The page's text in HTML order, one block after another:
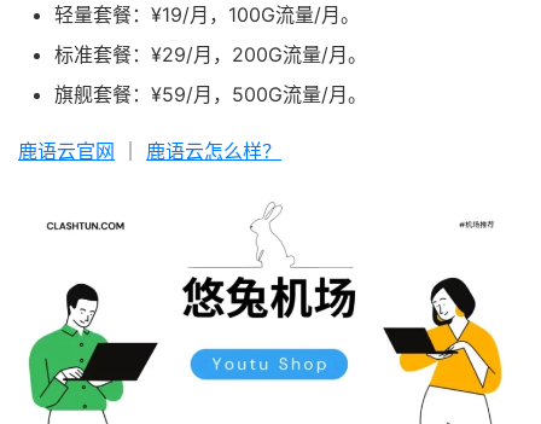
轻量套餐：¥19/月，100G流量/月。
标准套餐：¥29/月，200G流量/月。
旗舰套餐：¥59/月，500G流量/月。
鹿语云官网 鹿语云怎么样？